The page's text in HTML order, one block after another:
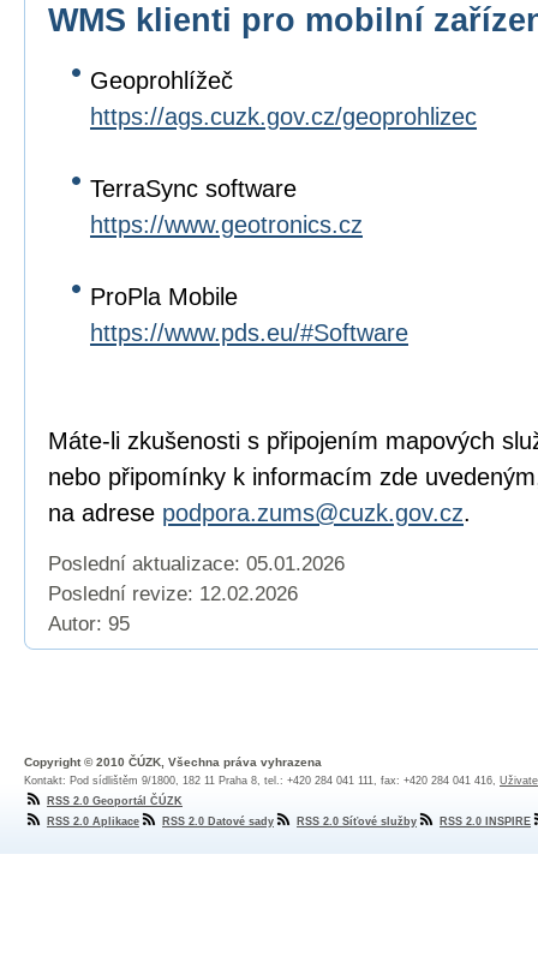
WMS klienti pro mobilní
Geoprohlížeč
https://ags.cuzk.gov.cz/geoprohlizec
TerraSync software
https://www.geotronics.cz
ProPla Mobile
https://www.pds.eu/#Software
Máte-li zkušenosti s připojením mapových
nebo připomínky k informacím zde
na adrese podpora.zums@cuzk.gov.cz.
Poslední aktualizace: 05.01.2026
Poslední revize: 12.02.2026
Autor: 95
Copyright © 2010 ČÚZK, Všechna práva vyhrazena
Kontakt: Pod sídlištěm 9/1800, 182 11 Praha 8, tel.: +420 284 041 111, fax: +420 284 041 416,
RSS 2.0 Geoportál ČÚZK
RSS 2.0 Aplikace
RSS 2.0 Datové sady RSS 2.0 Síťové služby RSS 2.0 INSPIRE